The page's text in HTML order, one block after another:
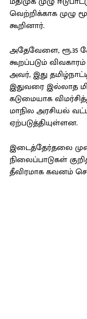
வெற்றிக்காக முழு
கூறினார்.
அதேவேளை, ரூ.35
கூறப்படும் விவகாரம்
அவர், இது
இதுவரை இல்லாத
கடுமையாக
மாநில அரசியல்
ஏற்படுத்தியுள்ளன.
இடைத்தேர்தலை
நிலைப்பாடுகள்
தீவிரமாக கவனம்